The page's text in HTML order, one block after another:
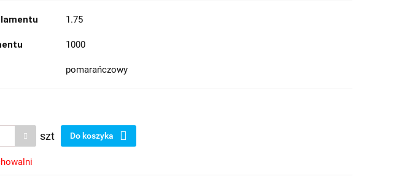
1.75
1000
pomarańczowy
szt Do koszyka